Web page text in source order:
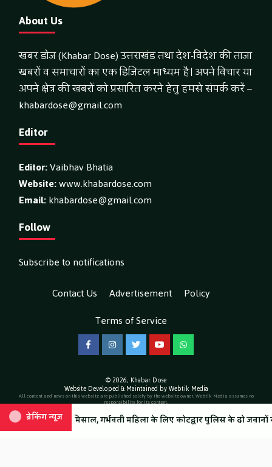
ब्रेकिंग न्यूज़
संतुष्ट, धामी सरकार के नियोजन की राज्य मंत्री सुनील सैनी ने की
About Us
खबर डोज (Khabar Dose) उत्तराखंड तथा देश-विदेश की ताजा
खबरों व समाचारों का एक डिजिटल माध्यम है। अपने विचार या
अपने क्षेत्र की खबरों को प्रसारित करने हेतु हमसे संपर्क करें –
khabardose@gmail.com
Editor
Editor:Vaibhav Bhatia
Website:www.khabardose.com
Email:khabardose@gmail.com
Follow
Subscribe to notifications
Contact Us
Advertisement
Policy
Terms of Service
FacebookInstagramTwitterYouTubeWhatsApp
© 2026, Khabar Dose
Website Developed & Maintained by Webtik Media
All content and news on this website are published solely by the website owner. Webtik Media assumes no
responsibility for its content.
ब्रेकिंग न्यूज़
गर्भवती महिला के लिए कोटद्वार पुलिस के दो जवानों ने किया रक्तदान